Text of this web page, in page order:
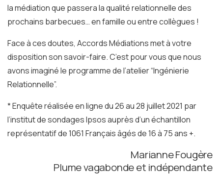
la médiation que passera la qualité relationnelle des
prochains barbecues… en famille ou entre collègues !
Face à ces doutes, Accords Médiations met à votre
disposition son savoir-faire. C’est pour vous que nous
avons imaginé le programme de l’atelier “Ingénierie
Relationnelle”.
*Enquête réalisée en ligne du 26 au 28 juillet 2021 par
l’institut de sondages Ipsos auprès d’un échantillon
représentatif de 1061 Français âgés de 16 à 75 ans +.
Marianne Fougère
Plume vagabonde et indépendante